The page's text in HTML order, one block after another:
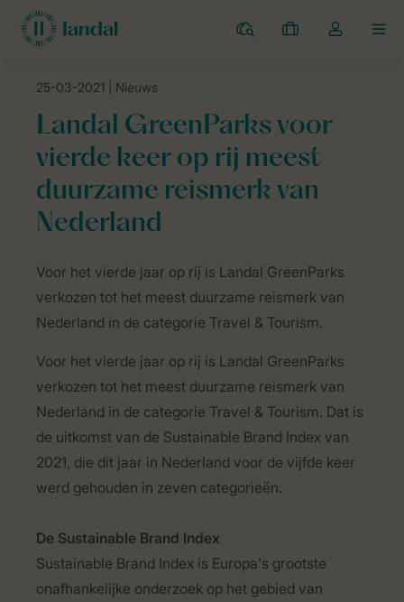
Campings
Mijn
Open
mijn
account
Landal Camping
25-03-2021 | Nieuws
Landal GreenParks voor
vierde keer op rij meest
duurzame reismerk van
Nederland
Experience
MDN
2020
Voor het vierde jaar op rij is Landal GreenParks
verkozen tot het meest duurzame reismerk van
Nederland in de categorie Travel & Tourism.
Voor het vierde jaar op rij is Landal GreenParks
verkozen tot het meest duurzame reismerk van
Nederland in de categorie Travel & Tourism. Dat is
de uitkomst van de Sustainable Brand Index van
2021, die dit jaar in Nederland voor de vijfde keer
werd gehouden in zeven categorieën.
De Sustainable Brand Index
Sustainable Brand Index is Europa's grootste
onafhankelijke onderzoek op het gebied van